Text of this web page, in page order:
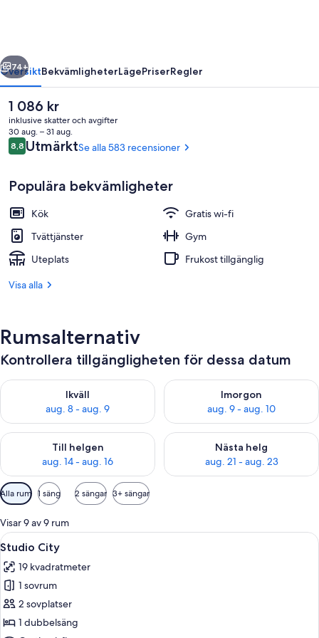
Lounge
Nästa
74+
ÖversiktBekvämligheterLägePriserRegler
Det
nuvarande
priset
är
1 086 kr
1 086 kr
inklusive skatter och avgifter
30 aug. – 31 aug.
Recensioner
8,88,8 av 10,
UtmärktSe alla 583 recensioner
Populära bekvämligheter
Kök
Gratis wi-fi
Tvättjänster
Gym
Uteplats
Frukost tillgänglig
Visa alla
Rumsalternativ
Kontrollera tillgängligheten för dessa datum
Ikväll
aug. 8 - aug. 9
Kontrollera tillgängligheten för ikväll aug. 8 - aug. 9
Imorgon
aug. 9 - aug. 10
Kontrollera tillgängligheten
Till helgen
aug. 14 - aug. 16
Kontrollera tillgängligheten för den här helgen aug. 14 - aug.
Nästa helg
aug. 21 - aug. 23
Kontrollera tillgängligheten
Tillgängliga
filter
för
rum
Alla rum 1 säng 2 sängar 3+ sängar
Visar 9 av 9 rum
Öppna
alla
foton
för
Studio
City
Ett modernt sovrum med en
7
Studio City
19 kvadratmeter
1 sovrum
2 sovplatser
1 dubbelsäng